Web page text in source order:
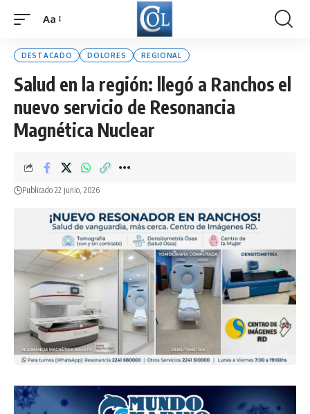
Font
Aa
DESTACADO DOLORES REGIONAL
Salud en la región: llegó a Ranchos el
nuevo servicio de Resonancia
Magnética Nuclear
Publicado 22 junio, 2026